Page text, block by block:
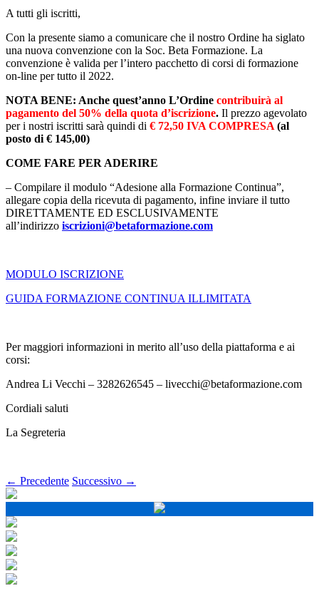
A tutti gli iscritti,
Con la presente siamo a comunicare che il nostro Ordine ha siglato
una nuova convenzione con la Soc. Beta Formazione. La
convenzione è valida per l’intero pacchetto di corsi di formazione
on-line per tutto il 2022.
NOTA BENE: Anche quest’anno L’Ordine contribuirà al
pagamento del 50% della quota d’iscrizione. Il prezzo agevolato
per i nostri iscritti sarà quindi di € 72,50 IVA COMPRESA (al
posto di € 145,00)
COME FARE PER ADERIRE
– Compilare il modulo “Adesione alla Formazione Continua”,
allegare copia della ricevuta di pagamento, infine inviare il tutto
DIRETTAMENTE ED ESCLUSIVAMENTE
all’indirizzo iscrizioni@betaformazione.com
MODULO ISCRIZIONE
GUIDA FORMAZIONE CONTINUA ILLIMITATA
Per maggiori informazioni in merito all’uso della piattaforma e ai
corsi:
Andrea Li Vecchi – 3282626545 – livecchi@betaformazione.com
Cordiali saluti
La Segreteria
← Precedente Successivo →